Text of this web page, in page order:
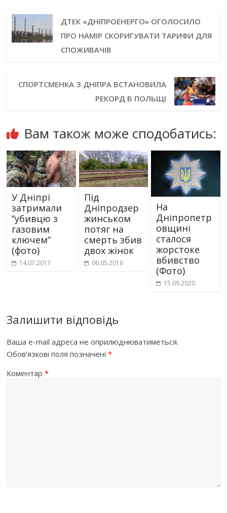
ДТЕК «ДНІПРОЕНЕРГО» ОГОЛОСИЛО
ПРО НАМІР СКОРИГУВАТИ ТАРИФИ ДЛЯ
СПОЖИВАЧІВ
СПОРТСМЕНКА З ДНІПРА ВСТАНОВИЛА
РЕКОРД В ПОЛЬЩІ
Вам також може сподобатись:
У Дніпрі
затримали
“убивцю з
газовим
ключем”
(фото)
14.07.2017
Під
Дніпродзер
жинськом
потяг на
смерть збив
двох жінок
06.05.2016
На
Дніпропетр
овщині
сталося
жорстоке
вбивство
(Фото)
15.09.2020
Залишити відповідь
Ваша e-mail адреса не оприлюднюватиметься.
Обов’язкові поля позначені*
Коментар*